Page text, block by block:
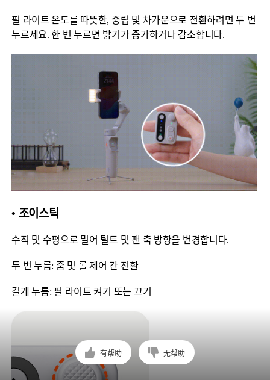
필 라이트 온도를 따뜻한, 중립 및 차가운으로 전환하려면 두 번
누르세요. 한 번 누르면 밝기가 증가하거나 감소합니다.
• 조이스틱
수직 및 수평으로 밀어 틸트 및 팬 축 방향을 변경합니다.
두 번 누름: 줌 및 롤 제어 간 전환
길게 누름: 필 라이트 켜기 또는 끄기
有帮助 无帮助